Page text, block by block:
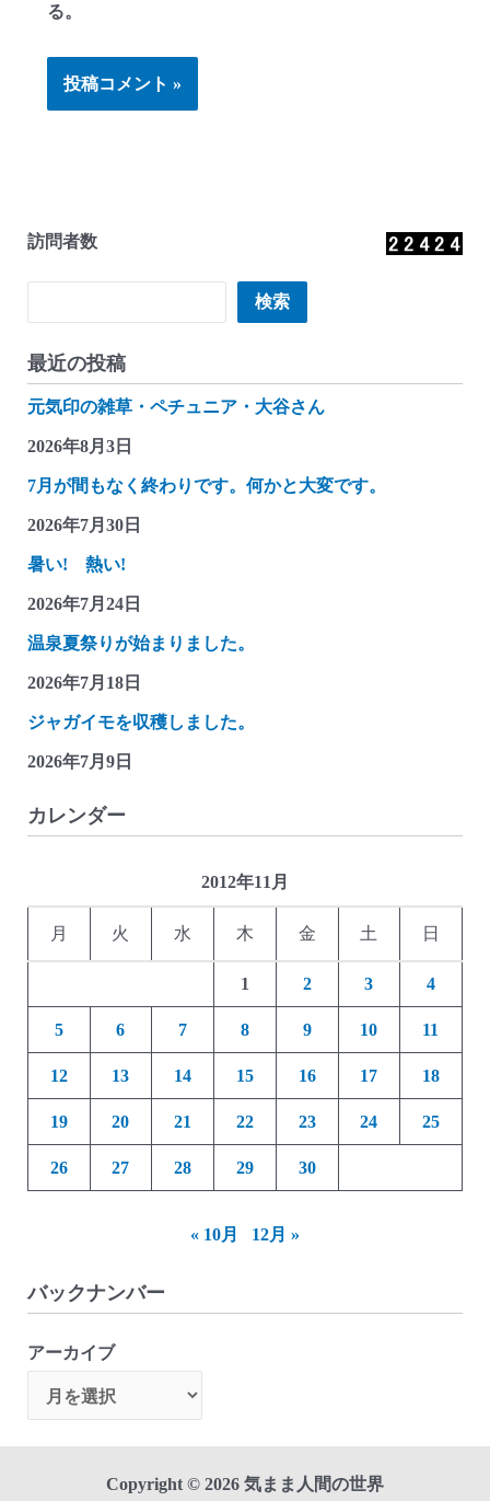
る。
訪問者数
検索
最近の投稿
元気印の雑草・ペチュニア・大谷さん
2026年8月3日
7月が間もなく終わりです。何かと大変です。
2026年7月30日
暑い! 熱い!
2026年7月24日
温泉夏祭りが始まりました。
2026年7月18日
ジャガイモを収穫しました。
2026年7月9日
カレンダー
2012年11月
月 火 水 木 金 土 日
1 2 3 4
5 6 7 8 9 10 11
12 13 14 15 16 17 18
19 20 21 22 23 24 25
26 27 28 29 30
« 10月 12月 »
バックナンバー
アーカイブ
Copyright © 2026 気まま人間の世界